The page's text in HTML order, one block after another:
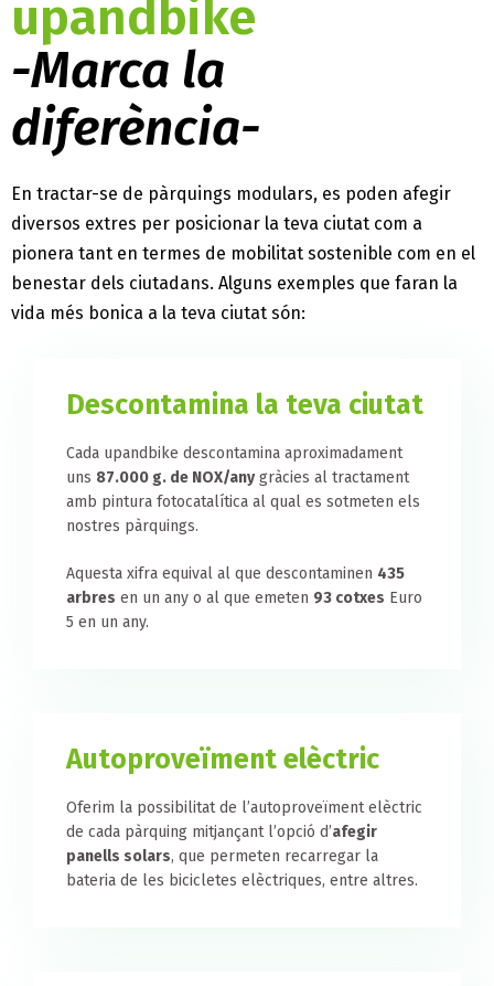
upandbike
-Marca la
diferència-
En tractar-se de pàrquings modulars, es poden afegir
diversos extres per posicionar la teva ciutat com a
pionera tant en termes de mobilitat sostenible com en el
benestar dels ciutadans. Alguns exemples que faran la
vida més bonica a la teva ciutat són:
Descontamina la teva ciutat
Cada upandbike descontamina aproximadament
uns 87.000 g. de NOX/anygràcies al tractament
amb pintura fotocatalítica al qual es sotmeten els
nostres pàrquings.
Aquesta xifra equival al que descontaminen 435
arbres en un any o al que emeten 93 cotxes Euro
5 en un any.
Autoproveïment elèctric
Oferim la possibilitat de l’autoproveïment elèctric
de cada pàrquing mitjançant l’opció d’afegir
panells solars, que permeten recarregar la
bateria de les bicicletes elèctriques, entre altres.